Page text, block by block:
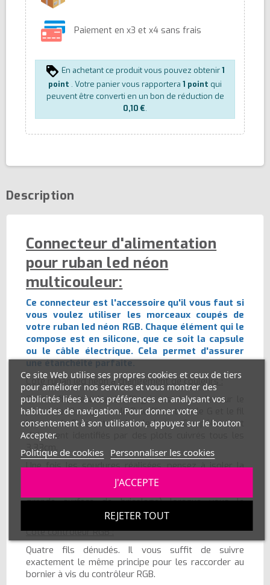
Paiement en x3 et x4 sans frais
En achetant ce produit vous pouvez obtenir1
point . Votre panier vous rapportera 1 point qui
peuvent être converti en un bon de réduction de
0,10 €.
Description
Connecteur d'alimentation
pour ruban led néon
multicouleur:
Ce connecteur est l'accessoire qu'il vous faut si
vous voulez utiliser les morceaux coupés de
votre ruban led néon RGB. Chaque élément qui le
compose est en silicone, que ce soit la capsule
ou le câble électrique. Cela permet d'assurer
une étanchéité parfaite.
Côté ruban led néon à changement de couleurs :
Quatre fils dénudés. Le fil gris est à souder sur le
pôle +, le fil rouge sur le R, le fil vert sur le G et le fil
bleu sur le B de votre ruban led néon. Ces pôles sont
clairement identifiés par des plots cuivrés tous les
3,33cm.
Une fois les soudures réalisées, pensez à isoler la
capsule avec du silicone (silicone neutre transparent
pour salle de bain et cuisine disponible dans toute
grande surface de bricolage) lorsque vous la
positionnez sur le ruban led néon.
Côté contrôleur RGB :
Quatre fils dénudés. Il vous suffit de suivre
exactement le même principe pour les raccorder au
bornier à vis du contrôleur RGB.
Ce site Web utilise ses propres cookies et ceux de tiers
pour améliorer nos services et vous montrer des
publicités liées à vos préférences en analysant vos
habitudes de navigation. Pour donner votre
consentement à son utilisation, appuyez sur le bouton
Accepter.
Politique de cookies Personnaliser les cookies
REJETER TOUT
J'ACCEPTE